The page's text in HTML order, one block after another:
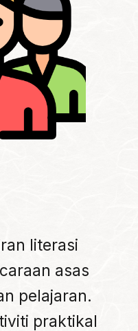
literasi
asas
pelajaran.
praktikal